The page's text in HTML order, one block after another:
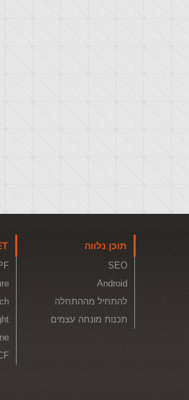
תוכן נלווה
SEO
Android
להתחיל מההתחלה
תכנות מונחה עצמים